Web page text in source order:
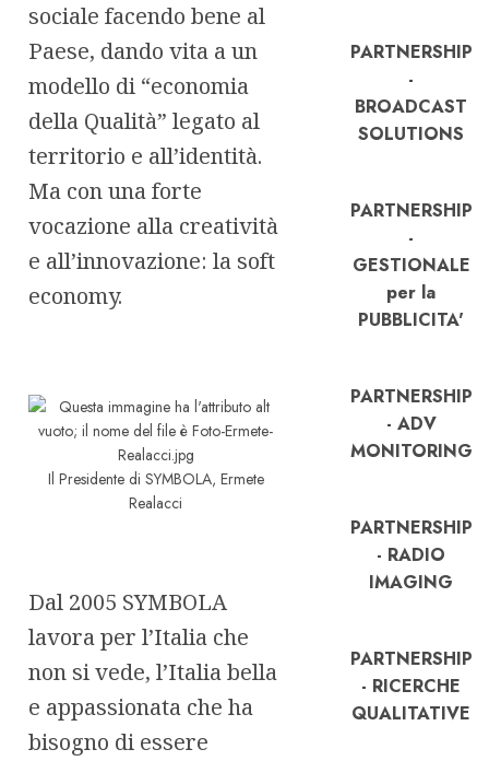
sociale facendo bene al
Paese, dando vita a un
modello di “economia
della Qualità” legato al
territorio e all’identità.
Ma con una forte
vocazione alla creatività
e all’innovazione: la soft
economy.
Il Presidente di SYMBOLA, Ermete
Realacci
Dal 2005 SYMBOLA
lavora per l’Italia che
non si vede, l’Italia bella
e appassionata che ha
bisogno di essere
PARTNERSHIP
-
BROADCAST
SOLUTIONS
PARTNERSHIP
-
GESTIONALE
per la
PUBBLICITA'
PARTNERSHIP
- ADV
MONITORING
PARTNERSHIP
- RADIO
IMAGING
PARTNERSHIP
- RICERCHE
QUALITATIVE